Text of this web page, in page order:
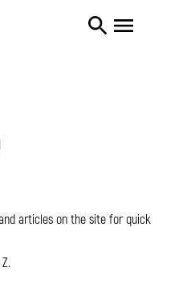
articles on the site for quick